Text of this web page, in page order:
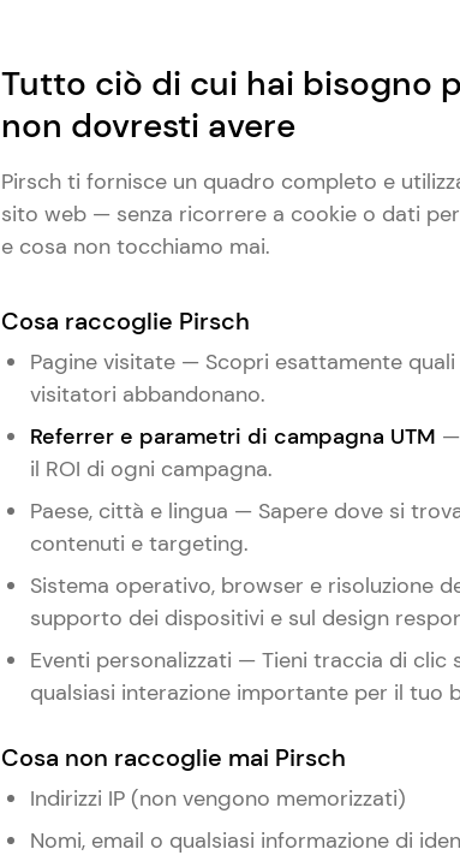
Tutto ciò di cui hai bisogno
non dovresti avere
Pirsch ti fornisce un quadro completo e
sito web — senza ricorrere a cookie o dati
e cosa non tocchiamo mai.
Cosa raccoglie Pirsch
Pagine visitate — Scopri esattamente
visitatori abbandonano.
Referrer e parametri di campagna UTM
il ROI di ogni campagna.
Paese, città e lingua — Sapere dove si
contenuti e targeting.
Sistema operativo, browser e risoluzione
supporto dei dispositivi e sul design
Eventi personalizzati — Tieni traccia di clic
qualsiasi interazione importante per il tuo
Cosa non raccoglie mai Pirsch
Indirizzi IP (non vengono memorizzati)
Nomi, email o qualsiasi informazione di